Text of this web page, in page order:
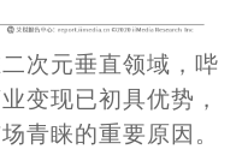
次元垂直领域，哔
变现已初具优势，
青睐的重要原因。